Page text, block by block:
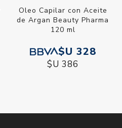
Oleo Capilar con Aceite
de Argan Beauty Pharma
120 ml
$U 328
$U 386